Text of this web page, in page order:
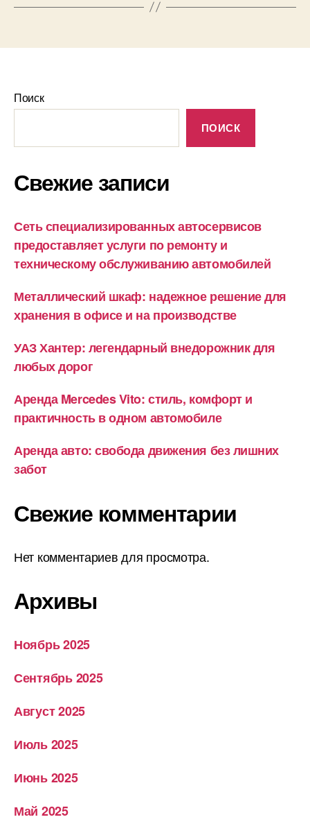
Поиск
ПОИСК
Свежие записи
Сеть специализированных автосервисов
предоставляет услуги по ремонту и
техническому обслуживанию автомобилей
Металлический шкаф: надежное решение для
хранения в офисе и на производстве
УАЗ Хантер: легендарный внедорожник для
любых дорог
Аренда Mercedes Vito: стиль, комфорт и
практичность в одном автомобиле
Аренда авто: свобода движения без лишних
забот
Свежие комментарии
Нет комментариев для просмотра.
Архивы
Ноябрь 2025
Сентябрь 2025
Август 2025
Июль 2025
Июнь 2025
Май 2025